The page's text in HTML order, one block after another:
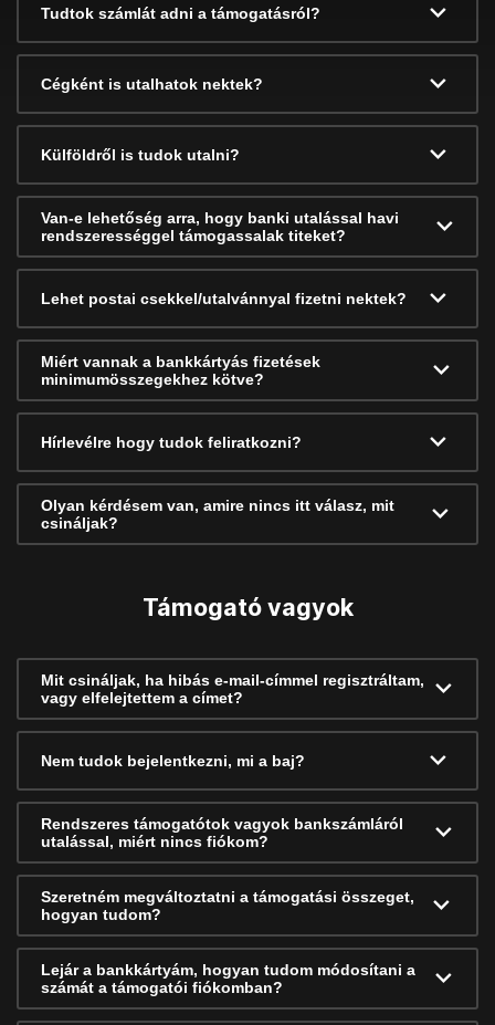
Tudtok számlát adni a támogatásról?
Cégként is utalhatok nektek?
Külföldről is tudok utalni?
Van-e lehetőség arra, hogy banki utalással havi
rendszerességgel támogassalak titeket?
Lehet postai csekkel/utalvánnyal fizetni nektek?
Miért vannak a bankkártyás fizetések
minimumösszegekhez kötve?
Hírlevélre hogy tudok feliratkozni?
Olyan kérdésem van, amire nincs itt válasz, mit
csináljak?
Támogató vagyok
Mit csináljak, ha hibás e-mail-címmel regisztráltam,
vagy elfelejtettem a címet?
Nem tudok bejelentkezni, mi a baj?
Rendszeres támogatótok vagyok bankszámláról
utalással, miért nincs fiókom?
Szeretném megváltoztatni a támogatási összeget,
hogyan tudom?
Lejár a bankkártyám, hogyan tudom módosítani a
számát a támogatói fiókomban?